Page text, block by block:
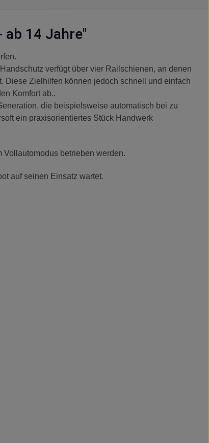
ab 14 Jahre"
verfügt über vier Railschienen, an denen
Diese Zielhilfen können jedoch schnell und einfach
Komfort ab..
die beispielsweise automatisch bei zu
ein praxisorientiertes Stück Handwerk
Vollautomodus betrieben werden.
auf seinen Einsatz wartet.